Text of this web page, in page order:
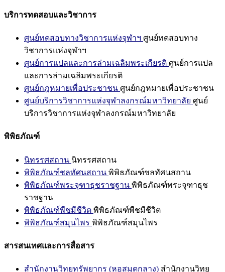
บริการทดสอบและวิชาการ
ศูนย์ทดสอบทางวิชาการแห่งจุฬาฯ ศูนย์ทดสอบทาง
วิชาการแห่งจุฬาฯ
ศูนย์การแปลและการล่ามเฉลิมพระเกียรติ ศูนย์การแปล
และการล่ามเฉลิมพระเกียรติ
ศูนย์กฎหมายเพื่อประชาชน ศูนย์กฎหมายเพื่อประชาชน
ศูนย์บริการวิชาการแห่งจุฬาลงกรณ์มหาวิทยาลัย ศูนย์
บริการวิชาการแห่งจุฬาลงกรณ์มหาวิทยาลัย
พิพิธภัณฑ์
นิทรรศสถาน นิทรรศสถาน
พิพิธภัณฑ์ชลทัศนสถาน พิพิธภัณฑ์ชลทัศนสถาน
พิพิธภัณฑ์พระจุฑาธุชราชฐาน พิพิธภัณฑ์พระจุฑาธุช
ราชฐาน
พิพิธภัณฑ์พืชมีชีวิต พิพิธภัณฑ์พืชมีชีวิต
พิพิธภัณฑ์สมุนไพร พิพิธภัณฑ์สมุนไพร
สารสนเทศและการสื่อสาร
สำนักงานวิทยทรัพยากร (หอสมุดกลาง) สำนักงานวิทย